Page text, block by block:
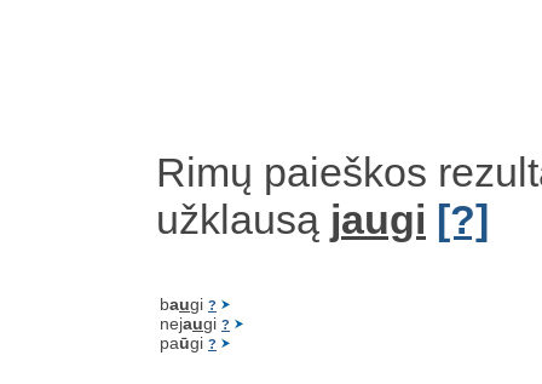
Rimų paieškos
užklausą jaugi [?]
baugi ?
nejaugi ?
paūgi ?